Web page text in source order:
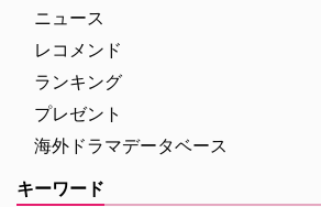
ニュース
レコメンド
ランキング
プレゼント
海外ドラマデータベース
キーワード